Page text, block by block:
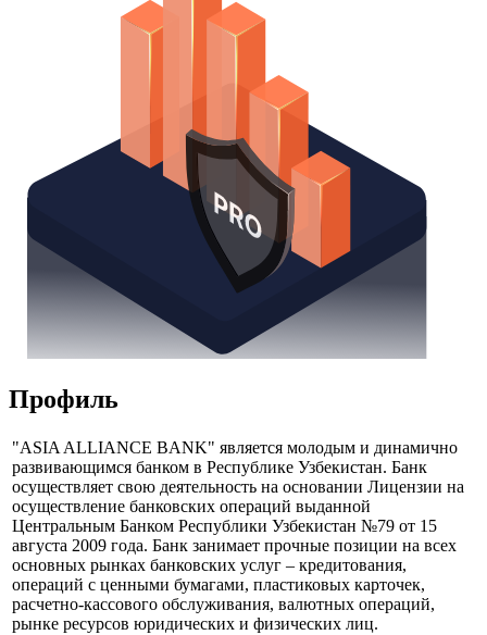
Профиль
"ASIA ALLIANCE BANK" является молодым и динамично
развивающимся банком в Республике Узбекистан. Банк
осуществляет свою деятельность на основании Лицензии на
осуществление банковских операций выданной
Центральным Банком Республики Узбекистан №79 от 15
августа 2009 года. Банк занимает прочные позиции на всех
основных рынках банковских услуг – кредитования,
операций с ценными бумагами, пластиковых карточек,
расчетно-кассового обслуживания, валютных операций,
рынке ресурсов юридических и физических лиц.